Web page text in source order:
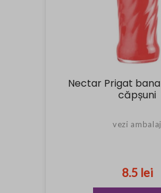
Nectar Prigat
căpșuni
vezi ambalaj
8.5 lei